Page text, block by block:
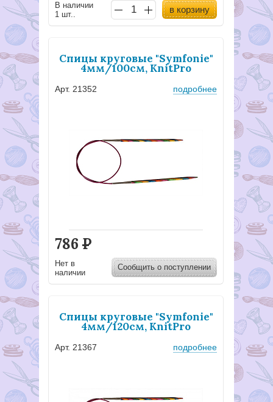
В наличии
1 шт..
в корзину
Спицы круговые "Symfonie"
4мм/100см, KnitPro
Арт. 21352 подробнее
786 Р
Нет в
наличии
Сообщить о поступлении
Спицы круговые "Symfonie"
4мм/120см, KnitPro
Арт. 21367 подробнее